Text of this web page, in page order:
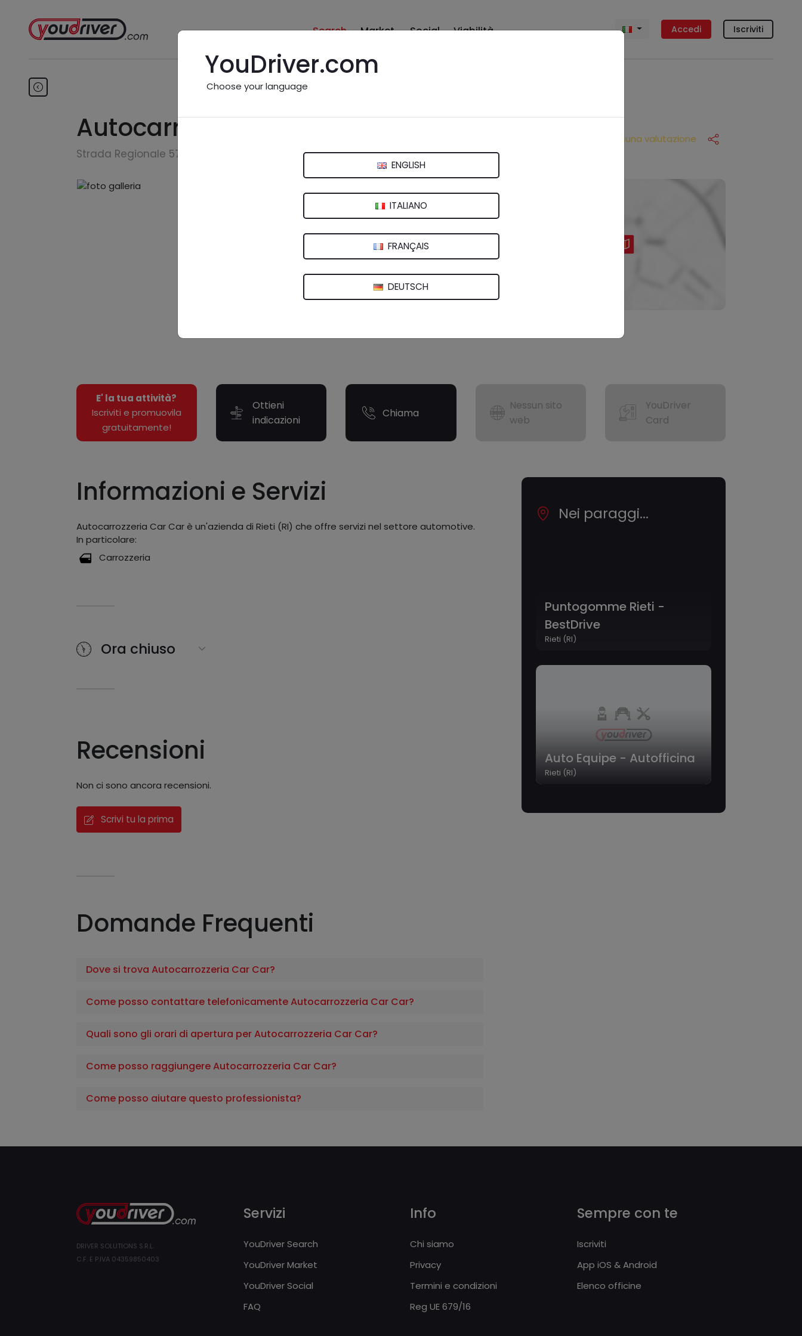
Search Market Social Viabilità Accedi Iscriviti
Autocarrozzeria Car Car
Strada Regionale 578 Salto Cicolana, 3 - 02100 Rieti (RI)
Nessuna valutazione
E' la tua attività?
Iscriviti e promuovila
gratuitamente!
Ottieni
indicazioni
Chiama
Nessun sito
web
YouDriver
Card
Informazioni e Servizi
Autocarrozzeria Car Car è un'azienda di Rieti (RI) che offre servizi nel settore automotive.
In particolare:
Carrozzeria
Ora chiuso
Recensioni
Non ci sono ancora recensioni.
Scrivi tu la prima
Domande Frequenti
Dove si trova Autocarrozzeria Car Car?
Come posso contattare telefonicamente Autocarrozzeria Car Car?
Quali sono gli orari di apertura per Autocarrozzeria Car Car?
Come posso raggiungere Autocarrozzeria Car Car?
Come posso aiutare questo professionista?
Nei paraggi...
Puntogomme Rieti -
BestDrive
Rieti (RI)
Auto Equipe - Autofficina
Rieti (RI)
YouDriver.com
Choose your language
ENGLISH
ITALIANO
FRANÇAIS
DEUTSCH
DRIVER SOLUTIONS S.R.L.
C.F. E P.IVA 04359850403
Servizi
YouDriver Search
YouDriver Market
YouDriver Social
FAQ
Info
Chi siamo
Privacy
Termini e condizioni
Reg UE 679/16
Sempre con te
Iscriviti
App iOS & Android
Elenco officine